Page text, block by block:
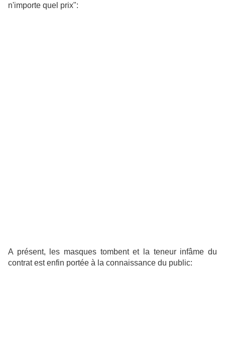
n'importe quel prix":
A présent, les masques tombent et la teneur infâme du
contrat est enfin portée à la connaissance du public: